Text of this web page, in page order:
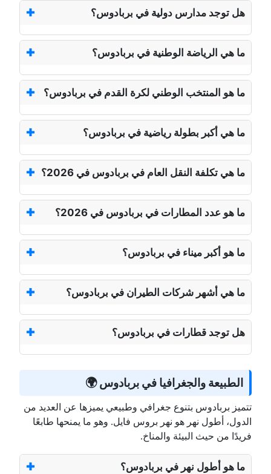
هل توجد مدارس دولية في بربادوس؟
ما هي الرياضة الوطنية في بربادوس؟
ما هو المنتخب الوطني لكرة القدم في بربادوس؟
ما هي أكبر بطولة رياضية في بربادوس؟
ما هي تكلفة النقل العام في بربادوس في 2026؟
ما هو عدد المطارات في بربادوس في 2026؟
ما هو أكبر ميناء في بربادوس؟
ما هي أشهر شركات الطيران في بربادوس؟
هل توجد قطارات في بربادوس؟
الطبيعة والجغرافيا في بربادوس 🌍
تتميز بربادوس بتنوع جغرافي وطبيعي يميزها عن العديد من
الدول، أطول نهر هو نهر بروس فايل. وهو ما يمنحها طابعًا
فريدًا من حيث البيئة والمناخ.
ما هو أطول نهر في بربادوس؟